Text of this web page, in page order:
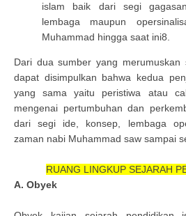
islam baik dari segi
lembaga maupun
Muhammad hingga saat ini8.
Dari dua sumber yang merumuskan
dapat disimpulkan bahwa kedua
yang sama yaitu peristiwa atau
mengenai pertumbuhan dan
dari segi ide, konsep, lembaga
zaman nabi Muhammad saw sampai
RUANG LINGKUP SEJARAH
A. Obyek